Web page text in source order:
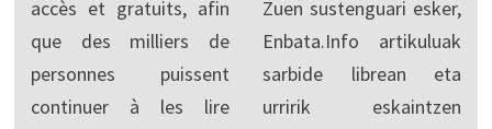
accès et gratuits, afin
que des milliers de
personnes puissent
continuer à les lire
Zuen sustenguari esker,
Enbata.Info artikuluak
sarbide librean eta
urririk eskaintzen